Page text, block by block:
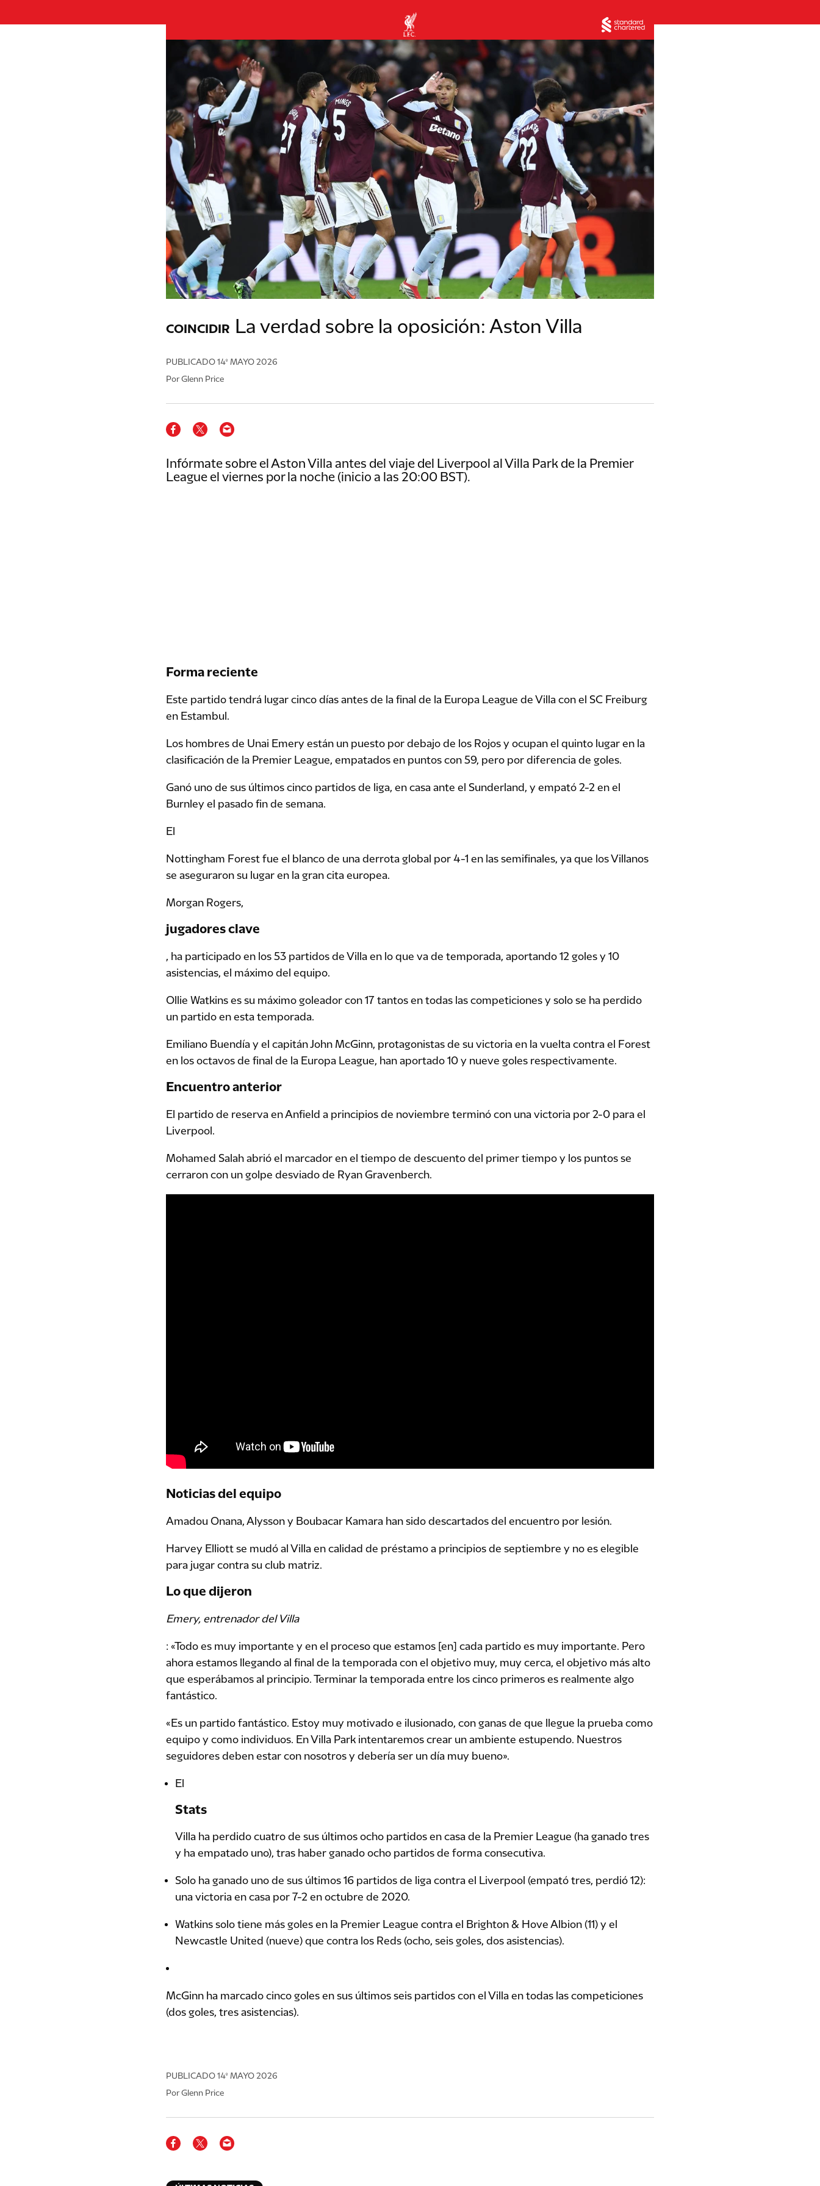
COINCIDIR La verdad sobre la oposición: Aston Villa
PUBLICADO 14º MAYO 2026
Por Glenn Price
Infórmate sobre el Aston Villa antes del viaje del Liverpool al Villa Park de la Premier
League el viernes por la noche (inicio a las 20:00 BST).
Forma reciente
Este partido tendrá lugar cinco días antes de la final de la Europa League de Villa con el SC Freiburg
en Estambul.
Los hombres de Unai Emery están un puesto por debajo de los Rojos y ocupan el quinto lugar en la
clasificación de la Premier League, empatados en puntos con 59, pero por diferencia de goles.
Ganó uno de sus últimos cinco partidos de liga, en casa ante el Sunderland, y empató 2-2 en el
Burnley el pasado fin de semana.
El
Nottingham Forest fue el blanco de una derrota global por 4-1 en las semifinales, ya que los Villanos
se aseguraron su lugar en la gran cita europea.
Morgan Rogers,
jugadores clave
, ha participado en los 53 partidos de Villa en lo que va de temporada, aportando 12 goles y 10
asistencias, el máximo del equipo.
Ollie Watkins es su máximo goleador con 17 tantos en todas las competiciones y solo se ha perdido
un partido en esta temporada.
Emiliano Buendía y el capitán John McGinn, protagonistas de su victoria en la vuelta contra el Forest
en los octavos de final de la Europa League, han aportado 10 y nueve goles respectivamente.
Encuentro anterior
El partido de reserva en Anfield a principios de noviembre terminó con una victoria por 2-0 para el
Liverpool.
Mohamed Salah abrió el marcador en el tiempo de descuento del primer tiempo y los puntos se
cerraron con un golpe desviado de Ryan Gravenberch.
Noticias del equipo
Amadou Onana, Alysson y Boubacar Kamara han sido descartados del encuentro por lesión.
Harvey Elliott se mudó al Villa en calidad de préstamo a principios de septiembre y no es elegible
para jugar contra su club matriz.
Lo que dijeron
Emery, entrenador del Villa
: «Todo es muy importante y en el proceso que estamos [en] cada partido es muy importante. Pero
ahora estamos llegando al final de la temporada con el objetivo muy, muy cerca, el objetivo más alto
que esperábamos al principio. Terminar la temporada entre los cinco primeros es realmente algo
fantástico.
«Es un partido fantástico. Estoy muy motivado e ilusionado, con ganas de que llegue la prueba como
equipo y como individuos. En Villa Park intentaremos crear un ambiente estupendo. Nuestros
seguidores deben estar con nosotros y debería ser un día muy bueno».
El
Stats
Villa ha perdido cuatro de sus últimos ocho partidos en casa de la Premier League (ha ganado tres
y ha empatado uno), tras haber ganado ocho partidos de forma consecutiva.
Solo ha ganado uno de sus últimos 16 partidos de liga contra el Liverpool (empató tres, perdió 12):
una victoria en casa por 7-2 en octubre de 2020.
Watkins solo tiene más goles en la Premier League contra el Brighton & Hove Albion (11) y el
Newcastle United (nueve) que contra los Reds (ocho, seis goles, dos asistencias).
McGinn ha marcado cinco goles en sus últimos seis partidos con el Villa en todas las competiciones
(dos goles, tres asistencias).
PUBLICADO 14º MAYO 2026
Por Glenn Price